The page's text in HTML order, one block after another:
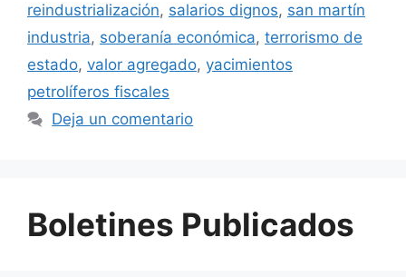
reindustrialización, salarios dignos, san martín
industria, soberanía económica, terrorismo de
estado, valor agregado, yacimientos
petrolíferos fiscales
Deja un comentario
Boletines Publicados